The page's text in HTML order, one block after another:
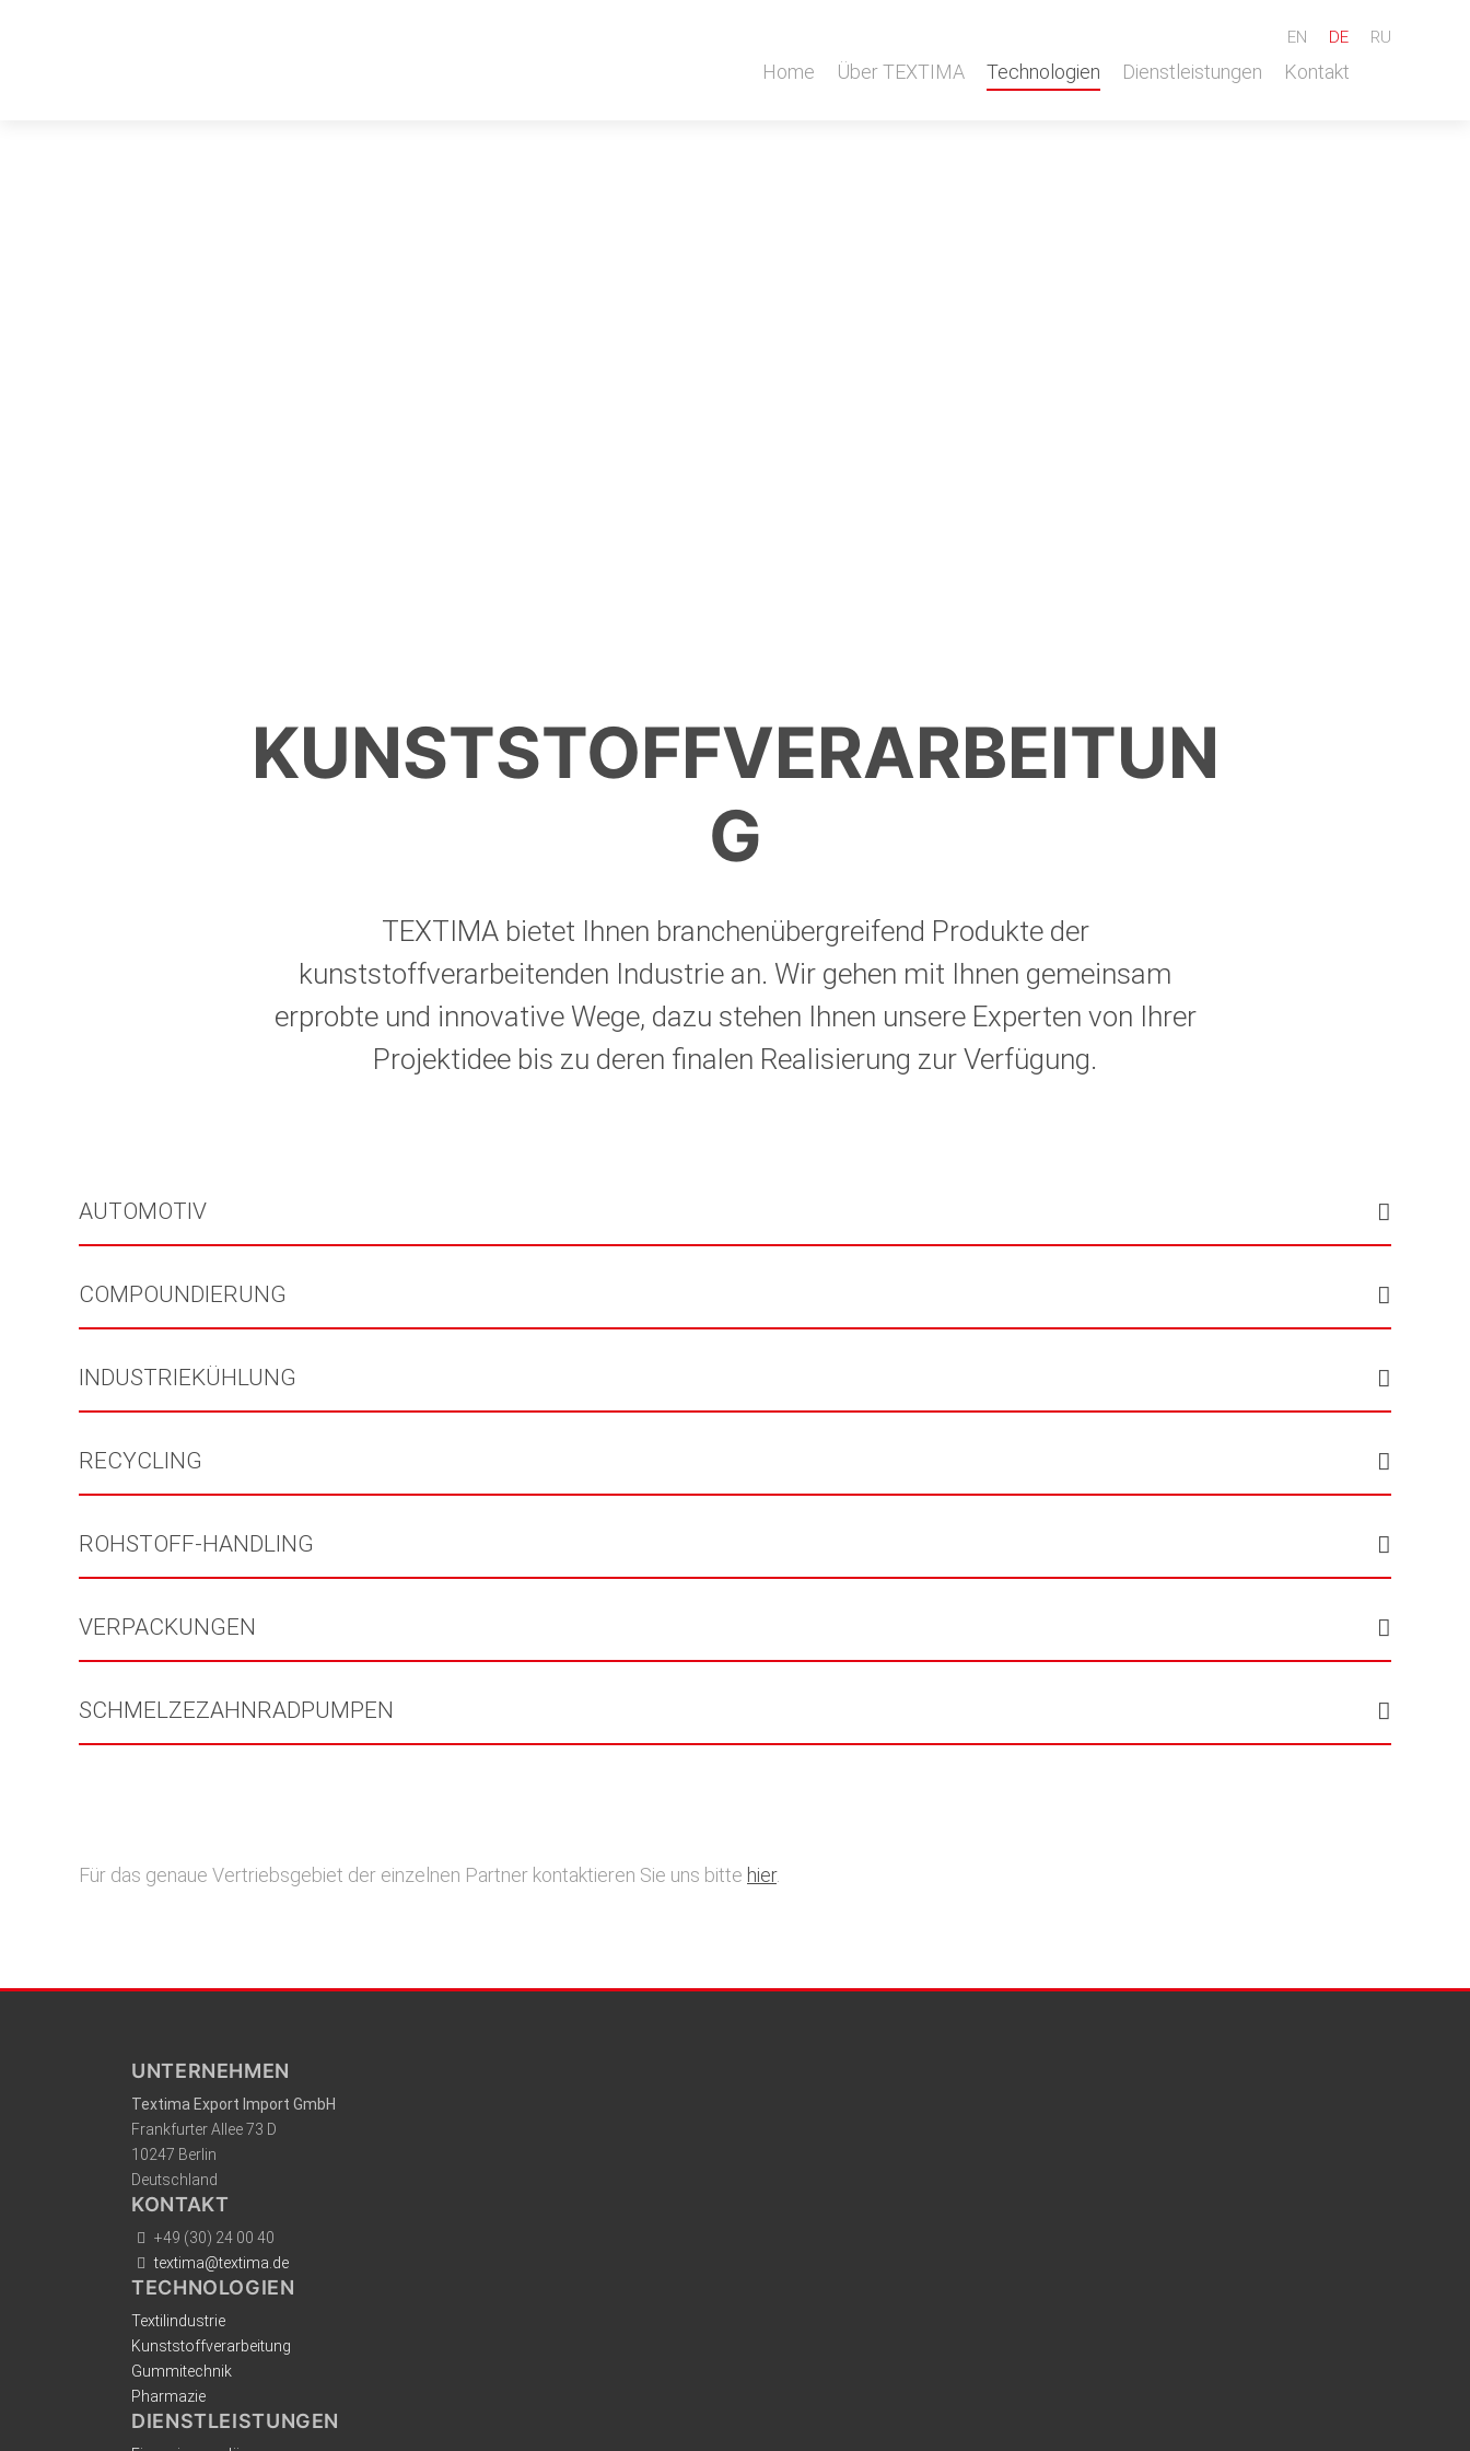
EN DE RU
Home Über TEXTIMA Technologien Dienstleistungen Kontakt
KUNSTSTOFFVERARBEITUN
G
TEXTIMA bietet Ihnen branchenübergreifend Produkte der
kunststoffverarbeitenden Industrie an. Wir gehen mit Ihnen gemeinsam
erprobte und innovative Wege, dazu stehen Ihnen unsere Experten von Ihrer
Projektidee bis zu deren finalen Realisierung zur Verfügung.
AUTOMOTIV
COMPOUNDIERUNG
INDUSTRIEKÜHLUNG
RECYCLING
ROHSTOFF-HANDLING
VERPACKUNGEN
SCHMELZEZAHNRADPUMPEN
Für das genaue Vertriebsgebiet der einzelnen Partner kontaktieren Sie uns bitte hier.
UNTERNEHMEN
Textima Export Import GmbH
Frankfurter Allee 73 D
10247 Berlin
Deutschland
KONTAKT
+49 (30) 24 00 40
textima@textima.de
TECHNOLOGIEN
Textilindustrie
Kunststoffverarbeitung
Gummitechnik
Pharmazie
DIENSTLEISTUNGEN